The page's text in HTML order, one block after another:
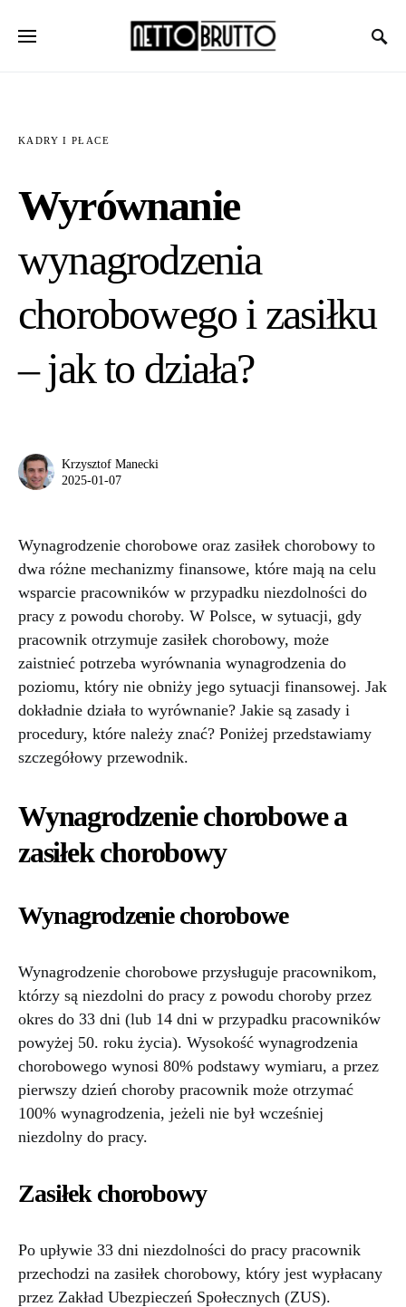
KADRY I PŁACE
Wyrównanie
wynagrodzenia
chorobowego i zasiłku
– jak to działa?
Krzysztof Manecki
2025-01-07
Wynagrodzenie chorobowe oraz zasiłek chorobowy to
dwa różne mechanizmy finansowe, które mają na celu
wsparcie pracowników w przypadku niezdolności do
pracy z powodu choroby. W Polsce, w sytuacji, gdy
pracownik otrzymuje zasiłek chorobowy, może
zaistnieć potrzeba wyrównania wynagrodzenia do
poziomu, który nie obniży jego sytuacji finansowej. Jak
dokładnie działa to wyrównanie? Jakie są zasady i
procedury, które należy znać? Poniżej przedstawiamy
szczegółowy przewodnik.
Wynagrodzenie chorobowe a
zasiłek chorobowy
Wynagrodzenie chorobowe
Wynagrodzenie chorobowe przysługuje pracownikom,
którzy są niezdolni do pracy z powodu choroby przez
okres do 33 dni (lub 14 dni w przypadku pracowników
powyżej 50. roku życia). Wysokość wynagrodzenia
chorobowego wynosi 80% podstawy wymiaru, a przez
pierwszy dzień choroby pracownik może otrzymać
100% wynagrodzenia, jeżeli nie był wcześniej
niezdolny do pracy.
Zasiłek chorobowy
Po upływie 33 dni niezdolności do pracy pracownik
przechodzi na zasiłek chorobowy, który jest wypłacany
przez Zakład Ubezpieczeń Społecznych (ZUS).